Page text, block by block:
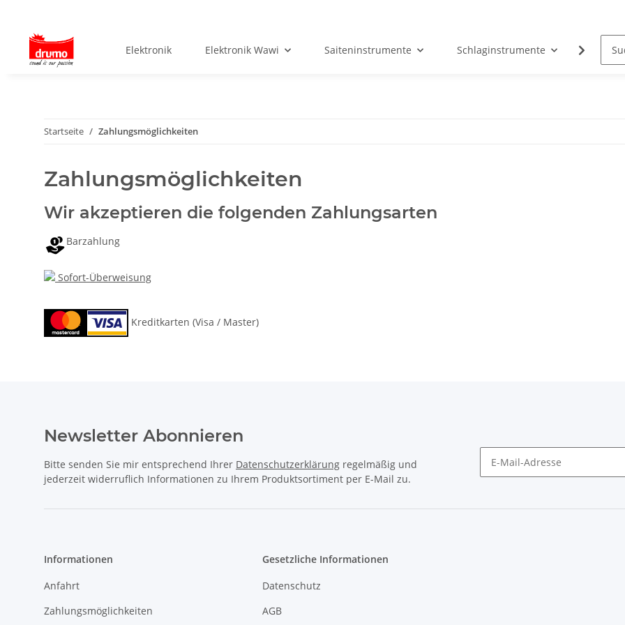
Elektronik Elektronik Wawi Saiteninstrumente Schlaginstrumente
Startseite Zahlungsmöglichkeiten
Zahlungsmöglichkeiten
Wir akzeptieren die folgenden Zahlungsarten
Barzahlung
Sofort-Überweisung
Kreditkarten (Visa / Master)
Newsletter Abonnieren
Bitte senden Sie mir entsprechend Ihrer Datenschutzerklärung regelmäßig und
jederzeit widerruflich Informationen zu Ihrem Produktsortiment per E-Mail zu.
Informationen
Anfahrt
Zahlungsmöglichkeiten
Gesetzliche Informationen
Datenschutz
AGB